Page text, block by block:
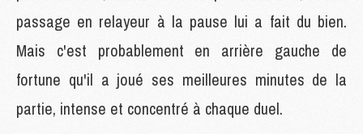
passage en relayeur à la pause lui a fait du bien.
Mais c'est probablement en arrière gauche de
fortune qu'il a joué ses meilleures minutes de la
partie, intense et concentré à chaque duel.